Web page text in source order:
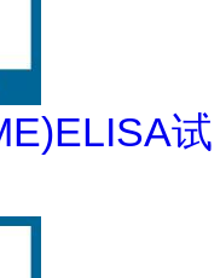
试